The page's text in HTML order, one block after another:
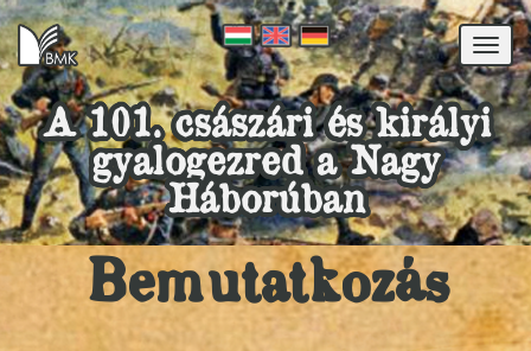
A 101. császári és királyi
gyalogezred a Nagy
Háborúban
Bemutatkozás